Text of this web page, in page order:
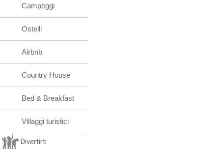
Campeggi
Ostelli
Airbnb
Country House
Bed & Breakfast
Villaggi turistici
Divertirti